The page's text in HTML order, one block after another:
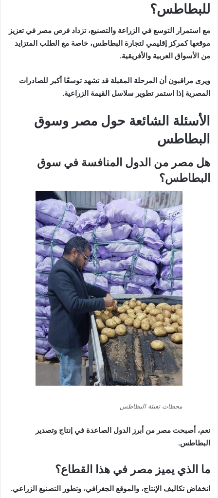
للبطاطس؟
مع استمرار التوسع في الزراعة والتصنيع، تزداد فرص مصر في تعزيز
موقعها كمركز إقليمي لتجارة البطاطس، خاصة مع الطلب المتزايد
من الأسواق العربية والأفريقية.
ويرى مراقبون أن المرحلة المقبلة قد تشهد توسعًا أكبر للصادرات
المصرية إذا استمر تطوير سلاسل القيمة الزراعية.
الأسئلة الشائعة حول مصر وسوق
البطاطس
هل مصر من الدول المنافسة في سوق
البطاطس؟
محطات تعبئة البطاطس
نعم، أصبحت مصر من أبرز الدول الصاعدة في إنتاج وتصدير
البطاطس.
ما الذي يميز مصر في هذا القطاع؟
انخفاض تكاليف الإنتاج، والموقع الجغرافي، وتطور التصنيع الزراعي.